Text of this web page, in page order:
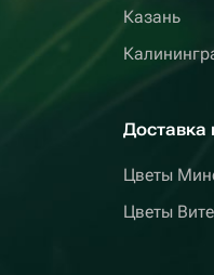
Казань
Доставка
Цветы
Цветы